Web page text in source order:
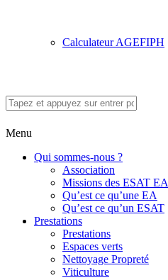
Calculateur AGEFIPH
Menu
Qui sommes-nous ?
Association
Missions des ESAT EA
Qu’est ce qu’une EA
Qu’est ce qu’un ESAT
Prestations
Prestations
Espaces verts
Nettoyage Propreté
Viticulture